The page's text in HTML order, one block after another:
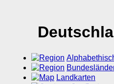
Landkarten